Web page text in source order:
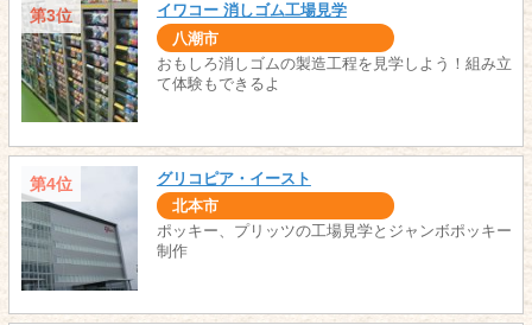
第3位 イワコー 消しゴム工場見学
八潮市
おもしろ消しゴムの製造工程を見学しよう！組み立
て体験もできるよ
第4位 グリコピア・イースト
北本市
ポッキー、プリッツの工場見学とジャンボポッキー
制作